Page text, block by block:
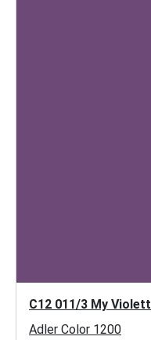
C12 011/3 My Violett
Adler Color 1200